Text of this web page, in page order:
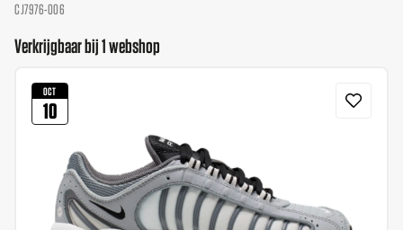
CJ7976-006
Verkrijgbaar bij 1 webshop
OCT
10